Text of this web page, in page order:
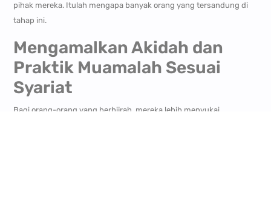
pihak mereka. Itulah mengapa banyak orang yang tersandung di
tahap ini.
Mengamalkan Akidah dan
Praktik Muamalah Sesuai
Syariat
Bagi orang-orang yang berhijrah, mereka lebih menyukai